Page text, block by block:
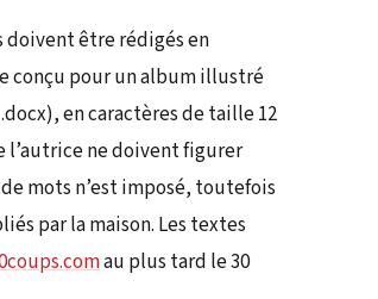
doivent être rédigés en
conçu pour un album illustré
en caractères de taille 12
l’autrice ne doivent figurer
mots n’est imposé, toutefois
par la maison. Les textes
au plus tard le 30